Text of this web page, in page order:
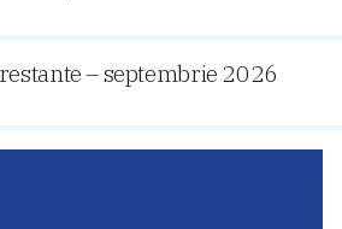
– septembrie 2026